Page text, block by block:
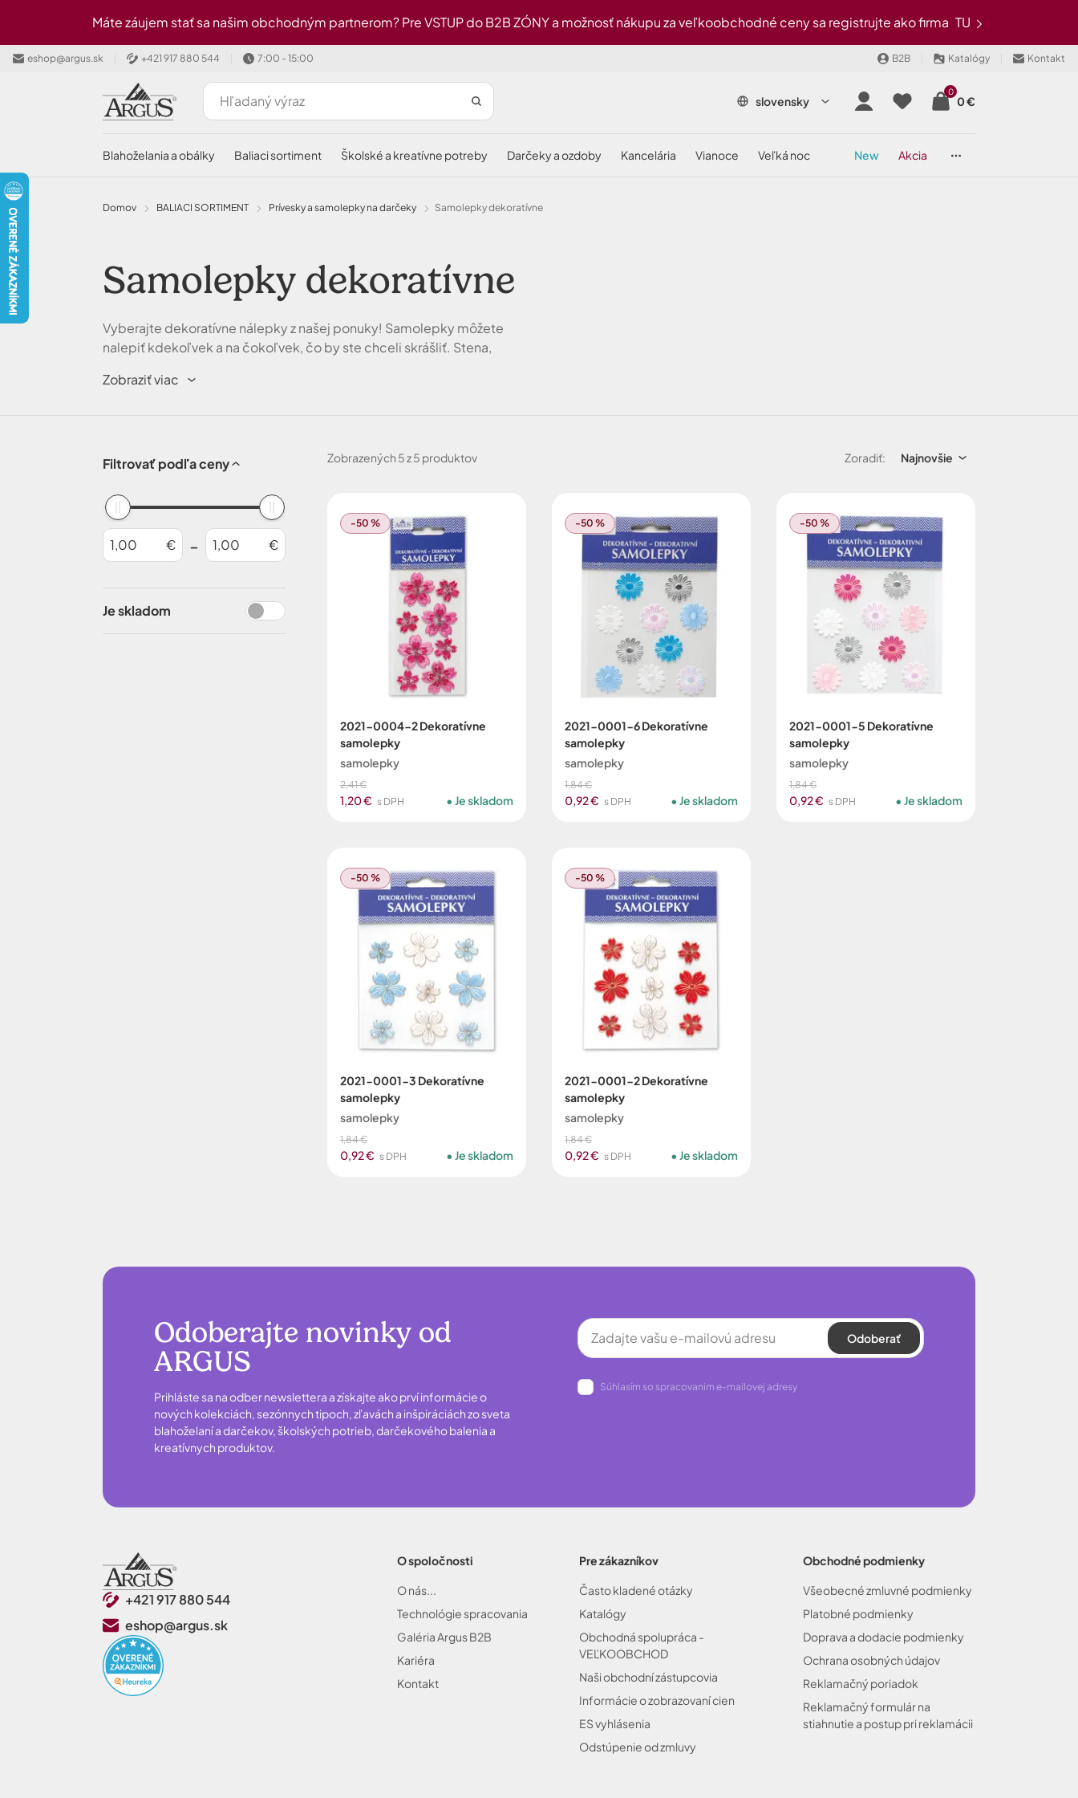
Máte záujem stať sa našim obchodným partnerom? Pre VSTUP do B2B ZÓNY a možnosť nákupu za veľkoobchodné ceny sa registrujte ako firma TU
eshop@argus.sk +421 917 880 544 7:00 - 15:00 B2B Katalógy Kontakt
slovensky
0
0 €
blahoželania a obálky baliaci sortiment školské a kreatívne potreby darčeky a ozdoby kancelária vianoce veľká noc new akcia
Domov BALIACI SORTIMENT Prívesky a samolepky na darčeky samolepky dekoratívne
Samolepky dekoratívne
Vyberajte dekoratívne nálepky z našej ponuky! Samolepky môžete
nalepiť kdekoľvek a na čokoľvek, čo by ste chceli skrášliť. Stena,
Zobraziť viac
Filtrovať podľa ceny
€ - €
Je skladom
Zobrazených 5 z 5 produktov Zoradiť: Najnovšie
-50 %
2021-0004-2 Dekoratívne
samolepky
samolepky
2,41 €
1,20 € s DPH Je skladom
-50 %
2021-0001-6 Dekoratívne
samolepky
samolepky
1,84 €
0,92 € s DPH Je skladom
-50 %
2021-0001-5 Dekoratívne
samolepky
samolepky
1,84 €
0,92 € s DPH Je skladom
-50 %
2021-0001-3 Dekoratívne
samolepky
samolepky
1,84 €
0,92 € s DPH Je skladom
-50 %
2021-0001-2 Dekoratívne
samolepky
samolepky
1,84 €
0,92 € s DPH Je skladom
Odoberajte novinky od
ARGUS
Prihláste sa na odber newslettera a získajte ako prví informácie o
nových kolekciách, sezónnych tipoch, zľavách a inšpiráciách zo sveta
blahoželaní a darčekov, školských potrieb, darčekového balenia a
kreatívnych produktov.
Odoberať
Súhlasím so spracovanim e-mailovej adresy
+421 917 880 544
eshop@argus.sk
O spoločnosti
O nás...
Technológie spracovania
Galéria Argus B2B
Kariéra
Kontakt
Pre zákazníkov
Často kladené otázky
Katalógy
Obchodná spolupráca -
VEĽKOOBCHOD
Naši obchodní zástupcovia
Informácie o zobrazovaní cien
ES vyhlásenia
Odstúpenie od zmluvy
Obchodné podmienky
Všeobecné zmluvné podmienky
Platobné podmienky
Doprava a dodacie podmienky
Ochrana osobných údajov
Reklamačný poriadok
Reklamačný formulár na
stiahnutie a postup pri reklamácii